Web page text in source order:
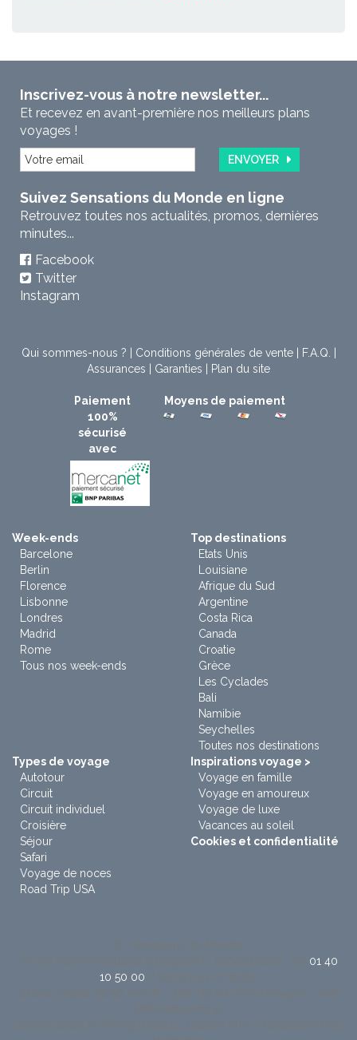
Inscrivez-vous à notre newsletter...
Et recevez en avant-première nos meilleurs plans
voyages !
ENVOYER
Suivez Sensations du Monde en ligne
Retrouvez toutes nos actualités, promos, dernières
minutes...
Facebook
Twitter
Instagram
Qui sommes-nous ? | Conditions générales de vente| F.A.Q. |
Assurances | Garanties | Plan du site
Paiement
100%
sécurisé
avec
Moyens de paiement
Week-ends
Barcelone
Berlin
Florence
Lisbonne
Londres
Madrid
Rome
Tous nos week-ends
Top destinations
Etats Unis
Louisiane
Afrique du Sud
Argentine
Costa Rica
Canada
Croatie
Grèce
Les Cyclades
Bali
Namibie
Seychelles
Toutes nos destinations
Types de voyage
Autotour
Circuit
Circuit individuel
Croisière
Séjour
Safari
Voyage de noces
Road Trip USA
Inspirations voyage >
Voyage en famille
Voyage en amoureux
Voyage de luxe
Vacances au soleil
Cookies et confidentialité
01 40
10 50 00